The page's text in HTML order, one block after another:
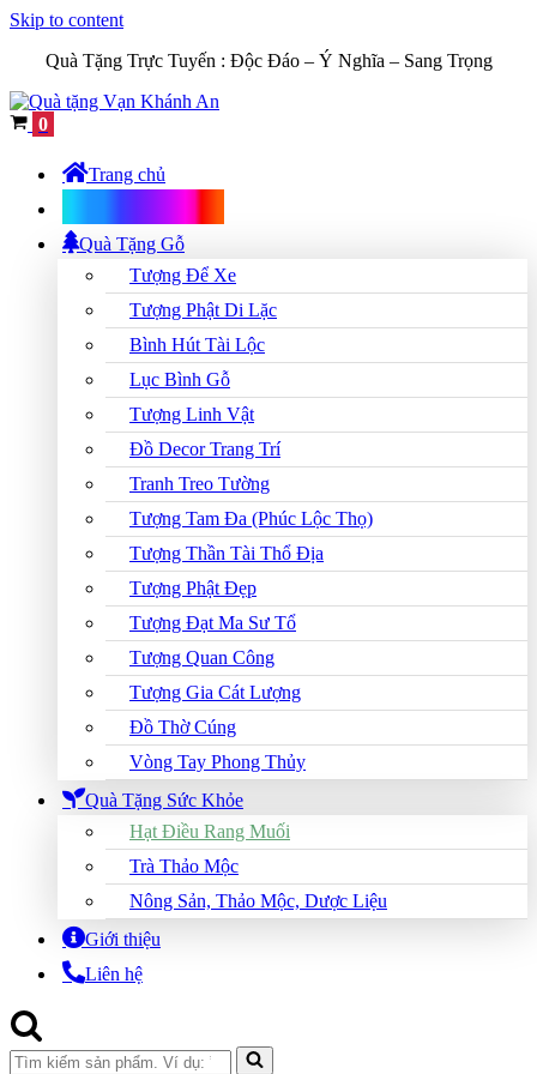
Skip to content
Quà Tặng Trực Tuyến : Độc Đáo – Ý Nghĩa – Sang Trọng
Cart
0
Trang chủ
Quà Tặng Gỗ
Tượng Để Xe
Tượng Phật Di Lặc
Bình Hút Tài Lộc
Lục Bình Gỗ
Tượng Linh Vật
Đồ Decor Trang Trí
Tranh Treo Tường
Tượng Tam Đa (Phúc Lộc Thọ)
Tượng Thần Tài Thổ Địa
Tượng Phật Đẹp
Tượng Đạt Ma Sư Tổ
Tượng Quan Công
Tượng Gia Cát Lượng
Đồ Thờ Cúng
Vòng Tay Phong Thủy
Quà Tặng Sức Khỏe
Hạt Điều Rang Muối
Trà Thảo Mộc
Nông Sản, Thảo Mộc, Dược Liệu
Giới thiệu
Liên hệ
Search